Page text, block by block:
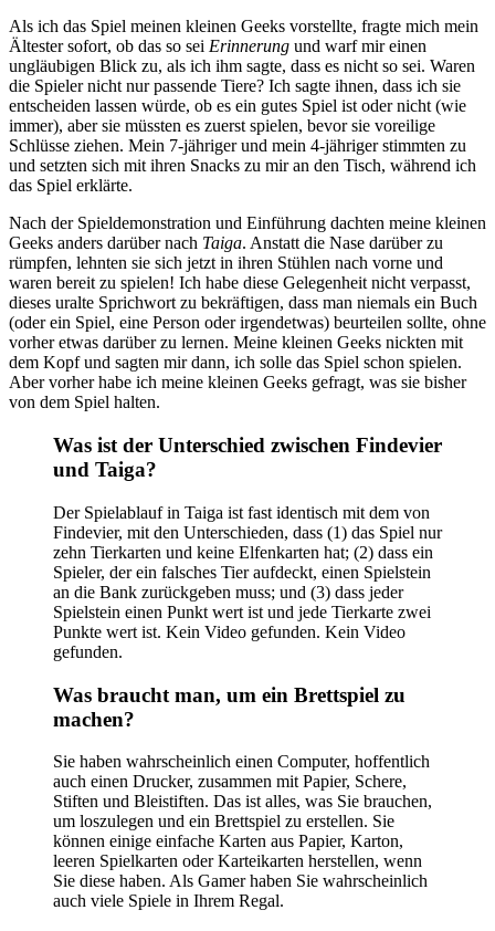
Als ich das Spiel meinen kleinen Geeks vorstellte, fragte mich mein
Ältester sofort, ob das so sei Erinnerung und warf mir einen
ungläubigen Blick zu, als ich ihm sagte, dass es nicht so sei. Waren
die Spieler nicht nur passende Tiere? Ich sagte ihnen, dass ich sie
entscheiden lassen würde, ob es ein gutes Spiel ist oder nicht (wie
immer), aber sie müssten es zuerst spielen, bevor sie voreilige
Schlüsse ziehen. Mein 7-jähriger und mein 4-jähriger stimmten zu
und setzten sich mit ihren Snacks zu mir an den Tisch, während ich
das Spiel erklärte.
Nach der Spieldemonstration und Einführung dachten meine kleinen
Geeks anders darüber nach Taiga. Anstatt die Nase darüber zu
rümpfen, lehnten sie sich jetzt in ihren Stühlen nach vorne und
waren bereit zu spielen! Ich habe diese Gelegenheit nicht verpasst,
dieses uralte Sprichwort zu bekräftigen, dass man niemals ein Buch
(oder ein Spiel, eine Person oder irgendetwas) beurteilen sollte, ohne
vorher etwas darüber zu lernen. Meine kleinen Geeks nickten mit
dem Kopf und sagten mir dann, ich solle das Spiel schon spielen.
Aber vorher habe ich meine kleinen Geeks gefragt, was sie bisher
von dem Spiel halten.
Was ist der Unterschied zwischen Findevier
und Taiga?
Der Spielablauf in Taiga ist fast identisch mit dem von
Findevier, mit den Unterschieden, dass (1) das Spiel nur
zehn Tierkarten und keine Elfenkarten hat; (2) dass ein
Spieler, der ein falsches Tier aufdeckt, einen Spielstein
an die Bank zurückgeben muss; und (3) dass jeder
Spielstein einen Punkt wert ist und jede Tierkarte zwei
Punkte wert ist. Kein Video gefunden. Kein Video
gefunden.
Was braucht man, um ein Brettspiel zu
machen?
Sie haben wahrscheinlich einen Computer, hoffentlich
auch einen Drucker, zusammen mit Papier, Schere,
Stiften und Bleistiften. Das ist alles, was Sie brauchen,
um loszulegen und ein Brettspiel zu erstellen. Sie
können einige einfache Karten aus Papier, Karton,
leeren Spielkarten oder Karteikarten herstellen, wenn
Sie diese haben. Als Gamer haben Sie wahrscheinlich
auch viele Spiele in Ihrem Regal.